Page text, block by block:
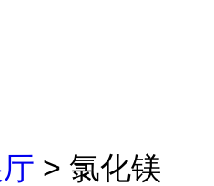
> 氯化镁